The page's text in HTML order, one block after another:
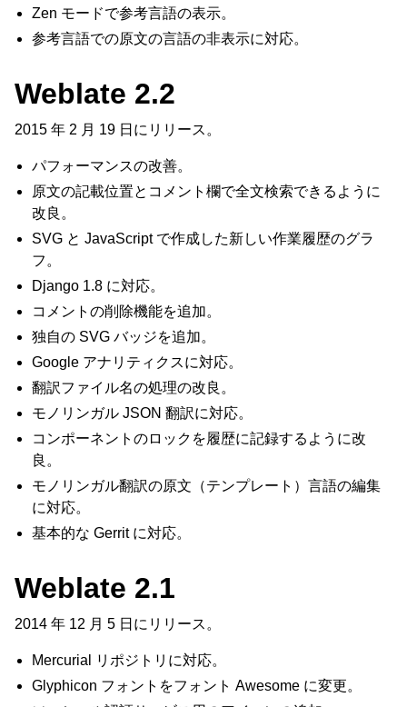
Zen モードで参考言語の表示。
参考言語での原文の言語の非表示に対応。
Weblate 2.2
2015 年 2 月 19 日にリリース。
パフォーマンスの改善。
原文の記載位置とコメント欄で全文検索できるように
改良。
SVG と JavaScript で作成した新しい作業履歴のグラ
フ。
Django 1.8 に対応。
コメントの削除機能を追加。
独自の SVG バッジを追加。
Google アナリティクスに対応。
翻訳ファイル名の処理の改良。
モノリンガル JSON 翻訳に対応。
コンポーネントのロックを履歴に記録するように改
良。
モノリンガル翻訳の原文（テンプレート）言語の編集
に対応。
基本的な Gerrit に対応。
Weblate 2.1
2014 年 12 月 5 日にリリース。
Mercurial リポジトリに対応。
Glyphicon フォントをフォント Awesome に変更。